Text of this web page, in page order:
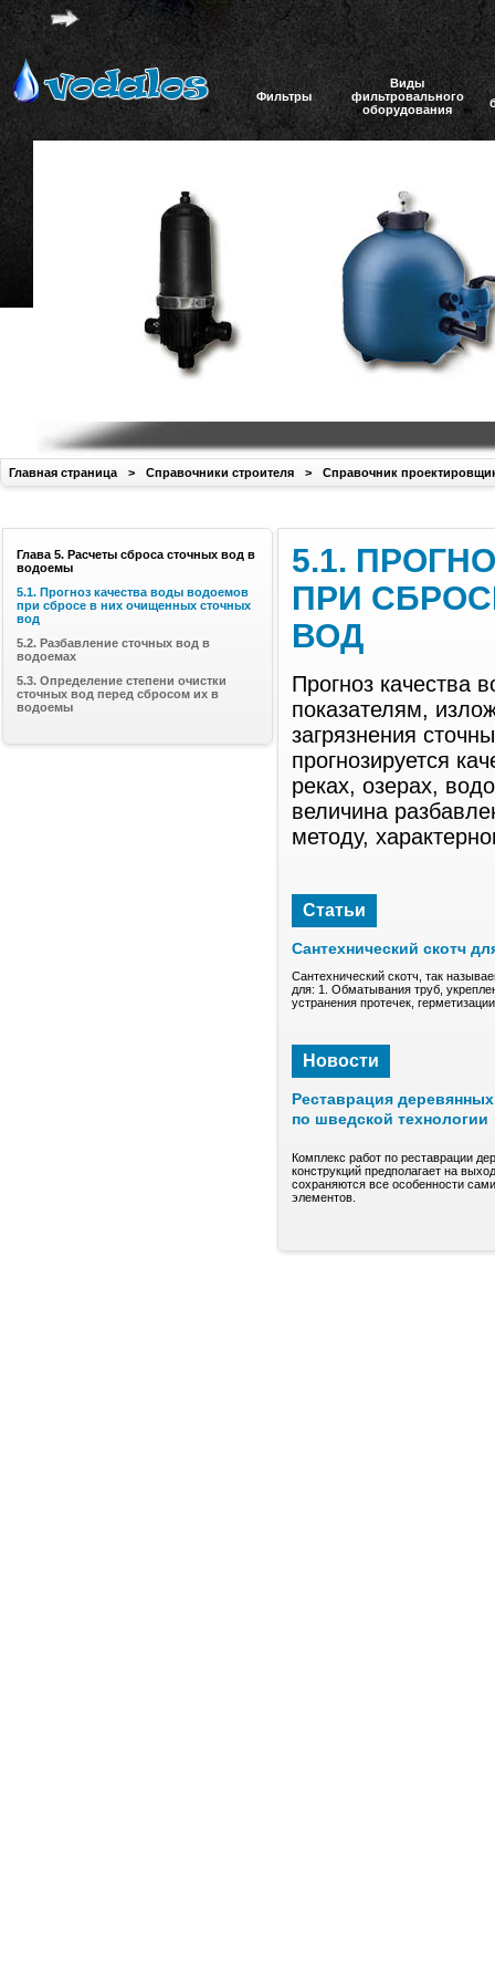
Фильтры
Виды
фильтровального
оборудования
Главная страница > Справочники строителя > Справочник
5.1.
ПРИ
ВОД
Прогноз качества
показателям,
загрязнения
прогнозируется
реках, озерах,
величина
методу,
Статьи
Сантехнический скотч
Сантехнический скотч, так
для: 1. Обматывания труб,
устранения протечек,
Новости
Реставрация
по шведской технологии
Комплекс работ по реставрации
конструкций предполагает на
сохраняются все особенности
элементов.
Глава 5. Расчеты сброса сточных вод в
водоемы
5.1. Прогноз качества воды водоемов
при сбросе в них очищенных сточных
вод
5.2. Разбавление сточных вод в
водоемах
5.3. Определение степени очистки
сточных вод перед сбросом их в
водоемы